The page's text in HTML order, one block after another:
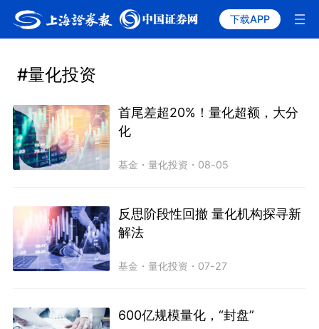
下载APP
#量化投资
首尾差超20%！量化超额，大分
化
基金 ・量化投资 ・ 08-05
反思阶段性回撤 量化机构探寻新
解法
基金 ・量化投资 ・ 07-27
600亿规模量化，“封盘”